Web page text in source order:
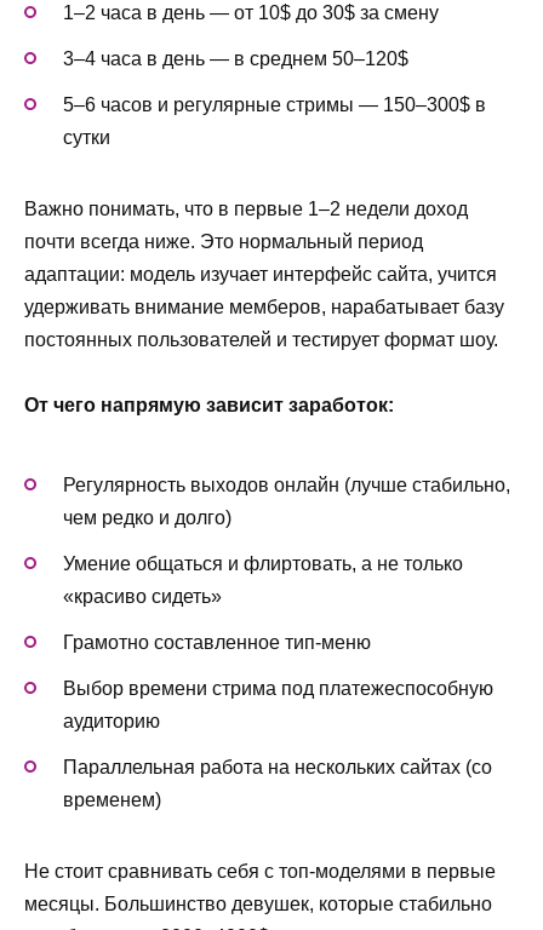
1–2 часа в день — от 10$ до 30$ за смену
3–4 часа в день — в среднем 50–120$
5–6 часов и регулярные стримы — 150–300$ в
сутки
Важно понимать, что в первые 1–2 недели доход
почти всегда ниже. Это нормальный период
адаптации: модель изучает интерфейс сайта, учится
удерживать внимание мемберов, нарабатывает базу
постоянных пользователей и тестирует формат шоу.
От чего напрямую зависит заработок:
Регулярность выходов онлайн (лучше стабильно,
чем редко и долго)
Умение общаться и флиртовать, а не только
«красиво сидеть»
Грамотно составленное тип-меню
Выбор времени стрима под платежеспособную
аудиторию
Параллельная работа на нескольких сайтах (со
временем)
Не стоит сравнивать себя с топ-моделями в первые
месяцы. Большинство девушек, которые стабильно